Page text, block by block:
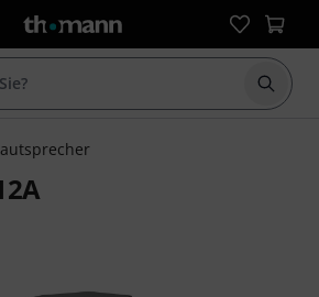
Suche
5 Sternen aus 4 Kundenbewertungen